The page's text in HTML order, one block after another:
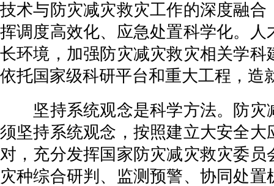
技术与防灾减灾救灾工作的深度融
挥调度高效化、应急处置科学化。
长环境，加强防灾减灾救灾相关学
依托国家级科研平台和重大工程，造
坚持系统观念是科学方法。防灾
须坚持系统观念，按照建立大安全
对，充分发挥国家防灾减灾救灾委
灾种综合研判、监测预警、协同处